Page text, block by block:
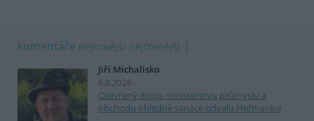
komentáře nejnovější nejčtenější
Jiří Michalisko
6.8.2026
Otevřený dopis ministerstvu průmyslu a
obchodu ohledně sanace odvalu Heřmanice